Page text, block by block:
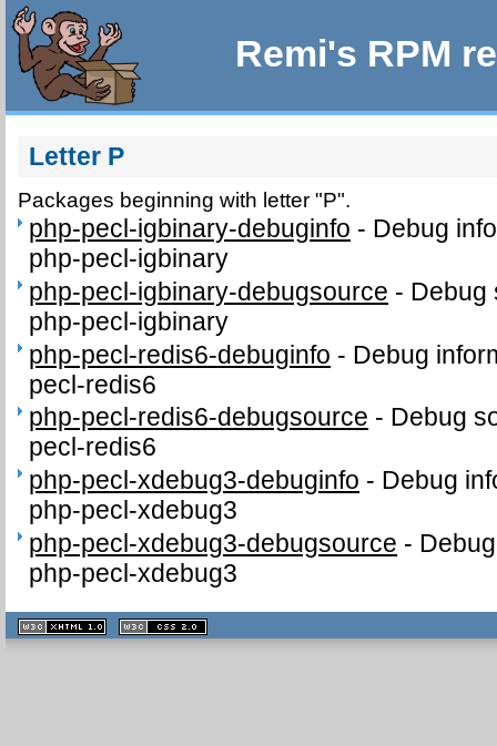
Remi's RPM
Letter P
Packages beginning with letter "P".
php-pecl-igbinary-debuginfo - Debug
php-pecl-igbinary
php-pecl-igbinary-debugsource - Debug
php-pecl-igbinary
php-pecl-redis6-debuginfo - Debug
pecl-redis6
php-pecl-redis6-debugsource - Debug
pecl-redis6
php-pecl-xdebug3-debuginfo - Debug
php-pecl-xdebug3
php-pecl-xdebug3-debugsource -
php-pecl-xdebug3
XHTML
1.1 valide
2.0 valide